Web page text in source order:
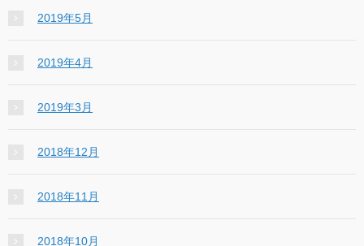
2019年5月
2019年4月
2019年3月
2018年12月
2018年11月
2018年10月